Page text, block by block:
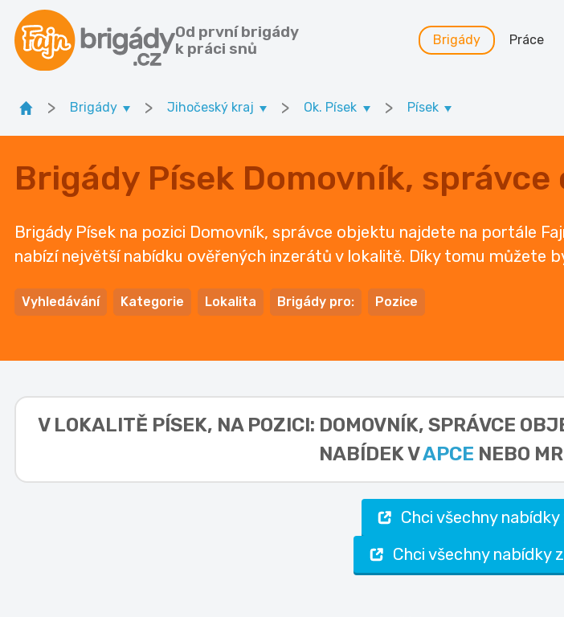
Od první brigády
k práci snů
Brigády Práce
> Brigády > Jihočeský kraj > Ok. Písek > Písek
Brigády Písek Domovník,
Brigády Písek na pozici Domovník, správce objektu najdete na portále
nabízí největší nabídku ověřených inzerátů v lokalitě. Díky tomu můžete
Vyhledávání Kategorie Lokalita Brigády pro: Pozice
V LOKALITĚ PÍSEK, NA POZICI: DOMOVNÍK, SPRÁVCE
NABÍDEK VAPCE NEBO
Chci všechny
Chci všechny nabídky